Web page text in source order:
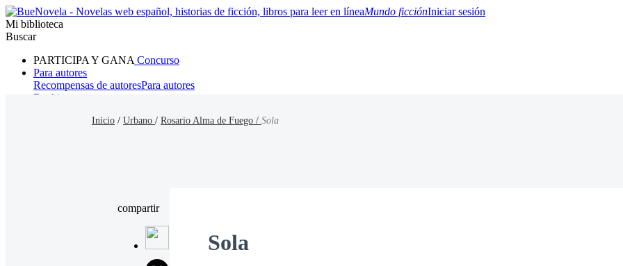
Mundo ficciónIniciar sesión
Mi biblioteca
Buscar
PARTICIPA Y GANA Concurso
Para autores
Recompensas de autoresPara autores
Ranking
Inicio / Urbano / Rosario Alma de Fuego / Sola
compartir
Sola